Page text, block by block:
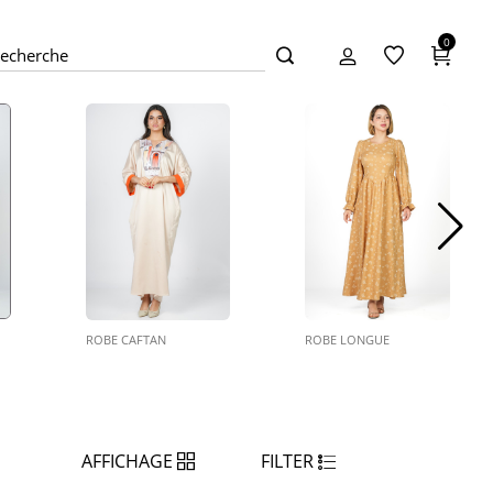
0
AFFICHAGE FILTER